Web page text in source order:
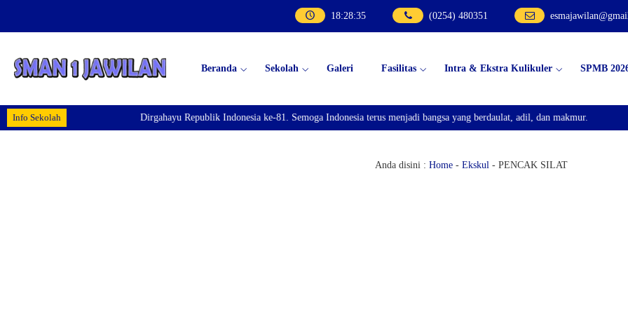
18:28:36 (0254) 480351
Beranda Sekolah Galeri Fasilitas Intra & Ekstra Kulikuler SPMB
Info Sekolah Dirgahayu Republik Indonesia ke-81. Semoga Indonesia terus menjadi bangsa yang berdaulat, adil, dan makmur.
Anda disini : Home- Ekskul- PENCAK SILAT